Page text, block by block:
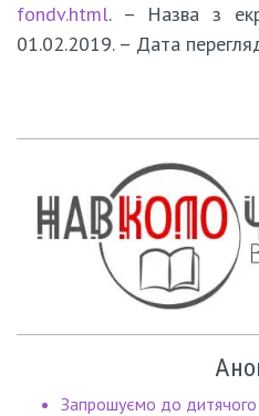
fondv.html. – Назва з
01.02.2019. – Дата
Запрошуємо до